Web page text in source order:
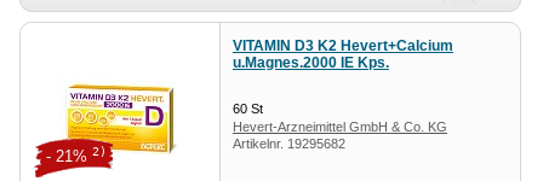
VITAMIN D3 K2 Hevert+Calcium
u.Magnes.2000 IE Kps.
60 St
Hevert-Arzneimittel GmbH & Co. KG
Artikelnr. 19295682
- 21%2)